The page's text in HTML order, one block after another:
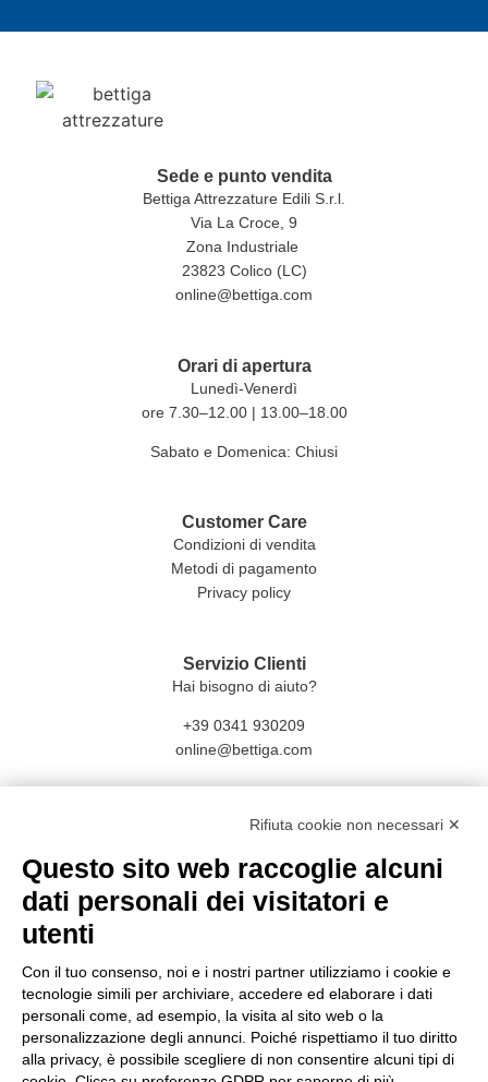
Sede e punto vendita
Bettiga Attrezzature Edili S.r.l.
Via La Croce, 9
Zona Industriale
23823 Colico (LC)
online@bettiga.com
Orari di apertura
Lunedì-Venerdì
ore 7.30–12.00 | 13.00–18.00
Sabato e Domenica: Chiusi
Customer Care
Condizioni di vendita
Metodi di pagamento
Privacy policy
Servizio Clienti
Hai bisogno di aiuto?
+39 0341 930209
online@bettiga.com
Social
Instagram
CONDIVISIONE E SICUREZZA E DATI
Rifiuta cookie non necessari ✕
Questo sito web raccoglie alcuni
dati personali dei visitatori e
utenti
Con il tuo consenso, noi e i nostri partner utilizziamo i cookie e
tecnologie simili per archiviare, accedere ed elaborare i dati
personali come, ad esempio, la visita al sito web o la
personalizzazione degli annunci. Poiché rispettiamo il tuo diritto
alla privacy, è possibile scegliere di non consentire alcuni tipi di